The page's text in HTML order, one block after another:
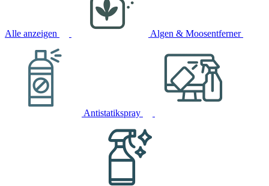
Alle anzeigen Algen & Moosentferner
Antistatikspray